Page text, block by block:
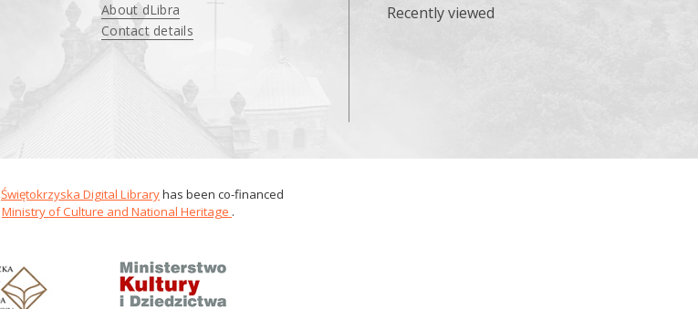
About dLibra
Contact details
Recently viewed
Świętokrzyska Digital Libraryhas been co-financed
Ministry of Culture and National Heritage .